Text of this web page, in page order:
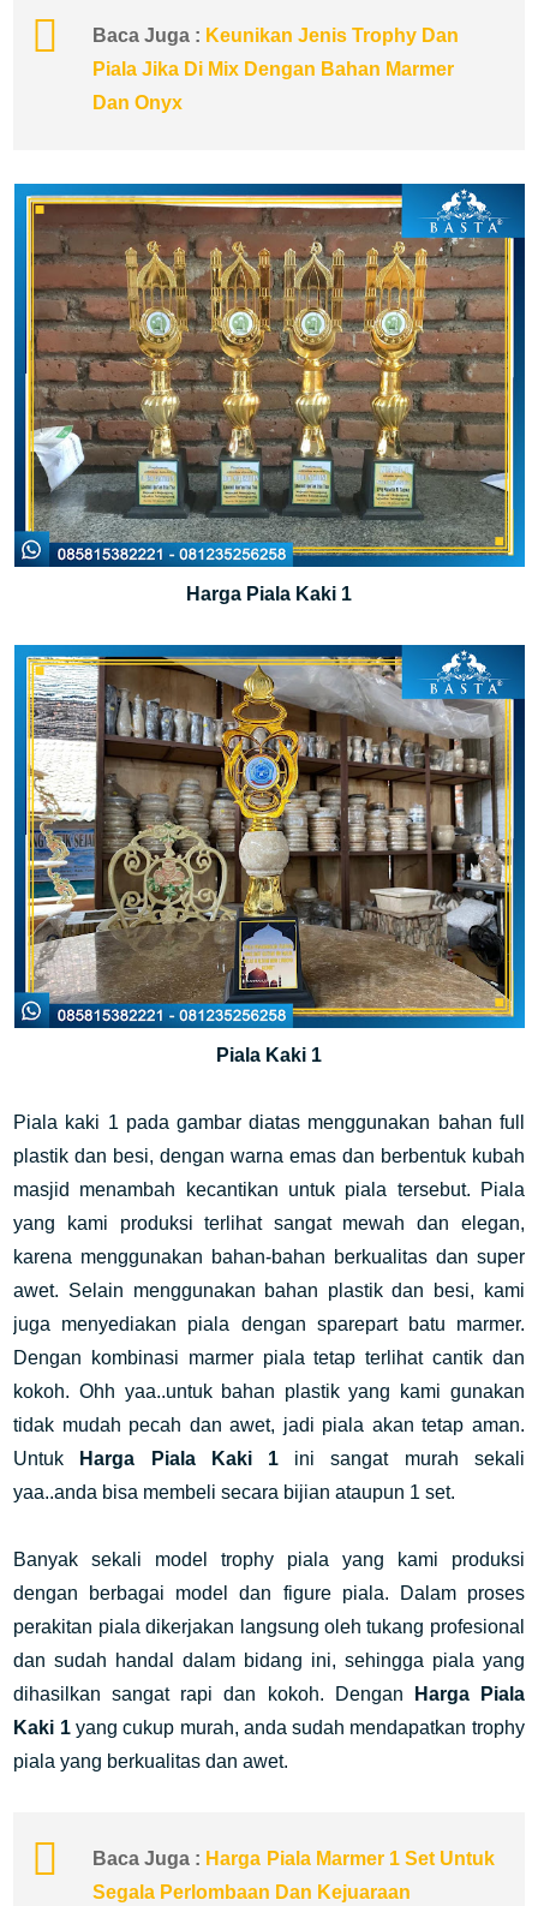
Baca Juga : Keunikan Jenis Trophy Dan
Piala Jika Di Mix Dengan Bahan Marmer
Dan Onyx
Harga Piala Kaki 1
Piala Kaki 1
Piala kaki 1 pada gambar diatas menggunakan bahan full
plastik dan besi, dengan warna emas dan berbentuk kubah
masjid menambah kecantikan untuk piala tersebut. Piala
yang kami produksi terlihat sangat mewah dan elegan,
karena menggunakan bahan-bahan berkualitas dan super
awet. Selain menggunakan bahan plastik dan besi, kami
juga menyediakan piala dengan sparepart batu marmer.
Dengan kombinasi marmer piala tetap terlihat cantik dan
kokoh. Ohh yaa..untuk bahan plastik yang kami gunakan
tidak mudah pecah dan awet, jadi piala akan tetap aman.
Untuk
Harga Piala Kaki 1 ini sangat murah sekali
yaa..anda bisa membeli secara bijian ataupun 1 set.
Banyak sekali model trophy piala yang kami produksi
dengan berbagai model dan figure piala. Dalam proses
perakitan piala dikerjakan langsung oleh tukang profesional
dan sudah handal dalam bidang ini, sehingga piala yang
dihasilkan sangat rapi dan kokoh. Dengan
Harga Piala
Kaki 1 yang cukup murah, anda sudah mendapatkan trophy
piala yang berkualitas dan awet.
Baca Juga : Harga Piala Marmer 1 Set Untuk
Segala Perlombaan Dan Kejuaraan